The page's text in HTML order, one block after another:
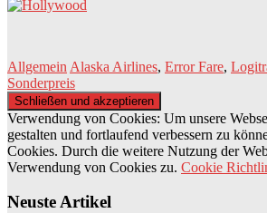
Allgemein Alaska Airlines, Error Fare,
Sonderpreis
Verwendung von Cookies: Um unsere
gestalten und fortlaufend verbessern zu
Cookies. Durch die weitere Nutzung der
Verwendung von Cookies zu. Cookie
Neuste Artikel